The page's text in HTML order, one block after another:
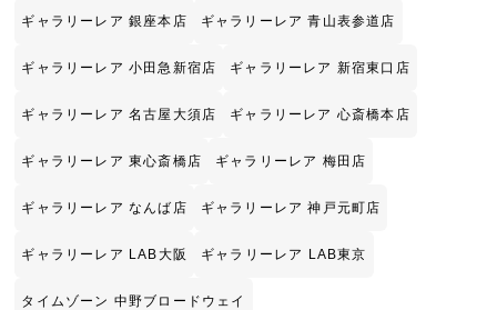
ギャラリーレア 銀座本店 ギャラリーレア 青山表参道店
ギャラリーレア 小田急新宿店 ギャラリーレア 新宿東口店
ギャラリーレア 名古屋大須店 ギャラリーレア 心斎橋本店
ギャラリーレア 東心斎橋店 ギャラリーレア 梅田店
ギャラリーレア なんば店 ギャラリーレア 神戸元町店
ギャラリーレア LAB大阪 ギャラリーレア LAB東京
タイムゾーン 中野ブロードウェイ